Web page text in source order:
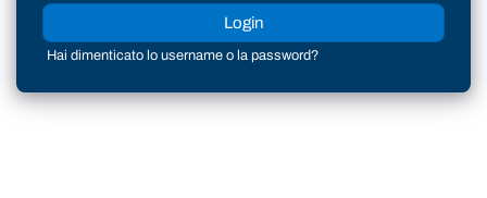
Login
Hai dimenticato lo username o la password?